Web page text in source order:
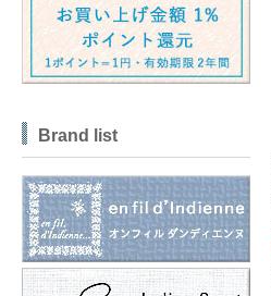
Brand list